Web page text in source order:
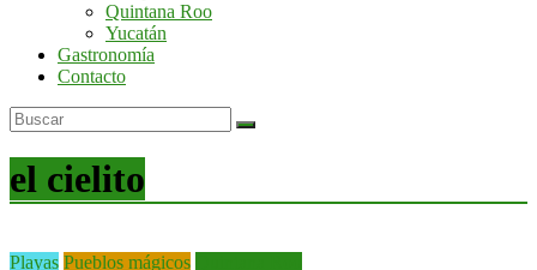
Yucatán
Quintana Roo
Yucatán
Gastronomía
Contacto
el cielito
Playas Pueblos mágicos